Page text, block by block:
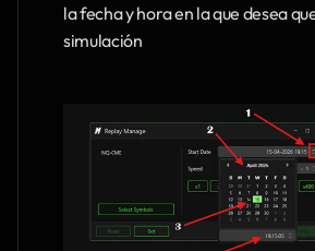
la fecha y hora en la que desea
simulación